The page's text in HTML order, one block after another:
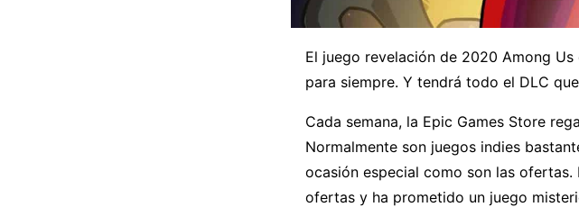
El juego revelación de 2020 Among
para siempre. Y tendrá todo el DLC
Cada semana, la Epic Games Store
Normalmente son juegos indies
ocasión especial como son las ofertas.
ofertas y ha prometido un juego